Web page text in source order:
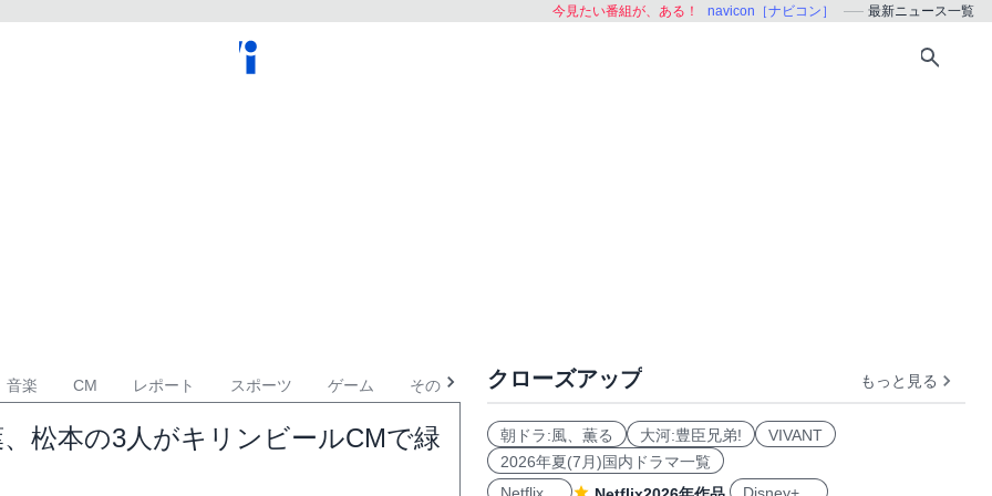
今見たい番組が、ある！ navicon［ナビコン］ 最新ニュース一覧
音楽 CM レポート スポーツ ゲーム その他
松本の3人がキリンビールCMで緑
クローズアップ もっと見る
朝ドラ:風、薫る 大河:豊臣兄弟!
VIVANT
2026年夏(7月)国内ドラマ一覧